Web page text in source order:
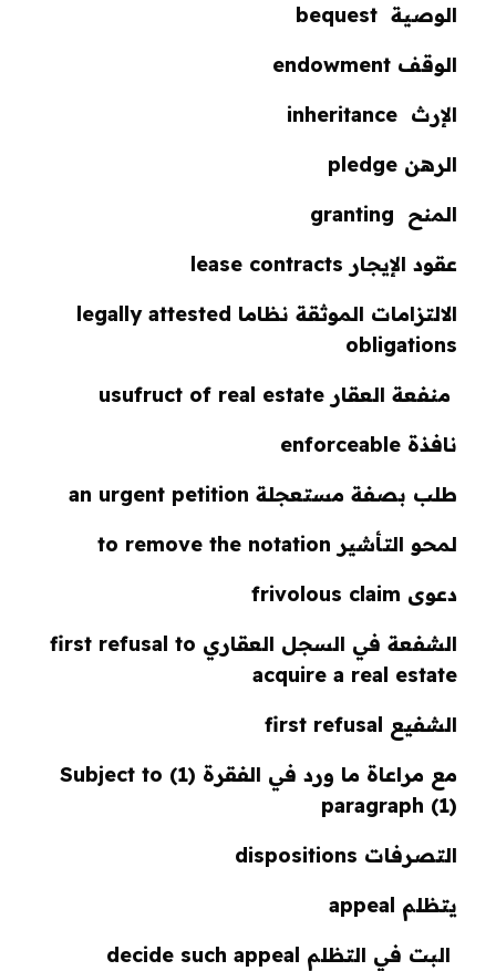
الوصية bequest
الوقف endowment
الإرث inheritance
الرهن pledge
المنح granting
عقود الإيجار lease contracts
الالتزامات الموثقة نظاما legally attested
obligations
منفعة العقار usufruct of real estate
نافذة enforceable
طلب بصفة مستعجلة an urgent petition
لمحو التأشير to remove the notation
دعوى frivolous claim
الشفعة في السجل العقاري first refusal to
acquire a real estate
الشفيع first refusal
مع مراعاة ما ورد في الفقرة (1) Subject to
paragraph (1)
التصرفات dispositions
يتظلم appeal
البت في التظلم decide such appeal